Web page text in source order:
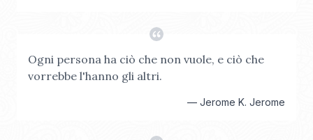
Ogni persona ha ciò che non vuole, e ciò che
vorrebbe l'hanno gli altri.
— Jerome K. Jerome